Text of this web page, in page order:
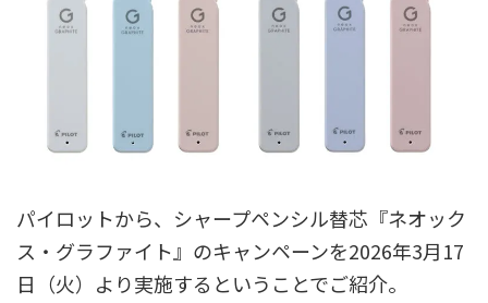
パイロットから、シャープペンシル替芯『ネオック
ス・グラファイト』のキャンペーンを2026年3月17
日（火）より実施するということでご紹介。